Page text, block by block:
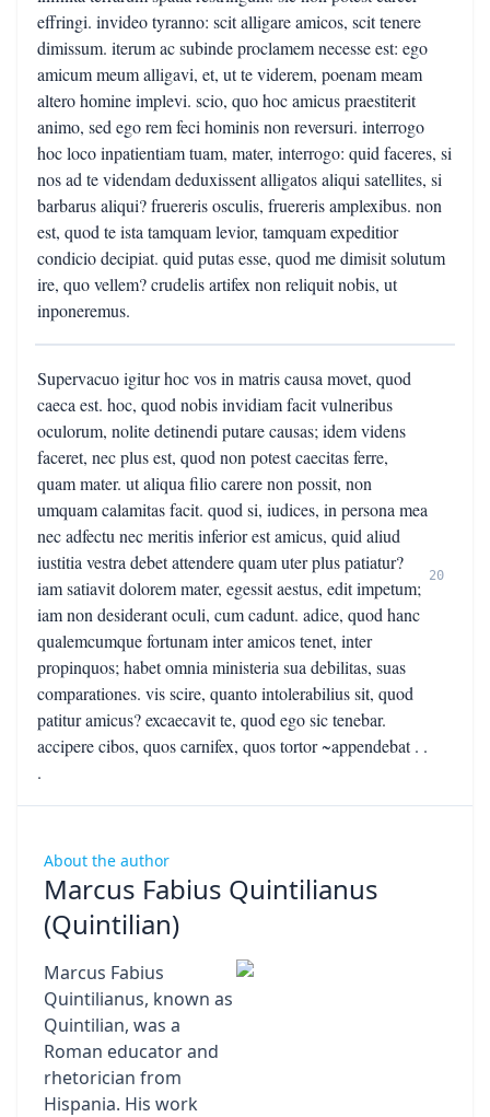
effringi. invideo tyranno: scit alligare amicos, scit tenere
dimissum. iterum ac subinde proclamem necesse est: ego
amicum meum alligavi, et, ut te viderem, poenam meam
altero homine implevi. scio, quo hoc amicus praestiterit
animo, sed ego rem feci hominis non reversuri. interrogo
hoc loco inpatientiam tuam, mater, interrogo: quid faceres, si
nos ad te videndam deduxissent alligatos aliqui satellites, si
barbarus aliqui? fruereris osculis, fruereris amplexibus. non
est, quod te ista tamquam levior, tamquam expeditior
condicio decipiat. quid putas esse, quod me dimisit solutum
ire, quo vellem? crudelis artifex non reliquit nobis, ut
inponeremus.
Supervacuo igitur hoc vos in matris causa movet, quod
caeca est. hoc, quod nobis invidiam facit vulneribus
oculorum, nolite detinendi putare causas; idem videns
faceret, nec plus est, quod non potest caecitas ferre,
quam mater. ut aliqua filio carere non possit, non
umquam calamitas facit. quod si, iudices, in persona mea
nec adfectu nec meritis inferior est amicus, quid aliud
iustitia vestra debet attendere quam uter plus patiatur?
iam satiavit dolorem mater, egessit aestus, edit impetum;
iam non desiderant oculi, cum cadunt. adice, quod hanc
qualemcumque fortunam inter amicos tenet, inter
propinquos; habet omnia ministeria sua debilitas, suas
comparationes. vis scire, quanto intolerabilius sit, quod
patitur amicus? excaecavit te, quod ego sic tenebar.
accipere cibos, quos carnifex, quos tortor ~appendebat . .
.
20
About the author
Marcus Fabius Quintilianus
(Quintilian)
Marcus Fabius
Quintilianus, known as
Quintilian, was a
Roman educator and
rhetorician from
Hispania. His work